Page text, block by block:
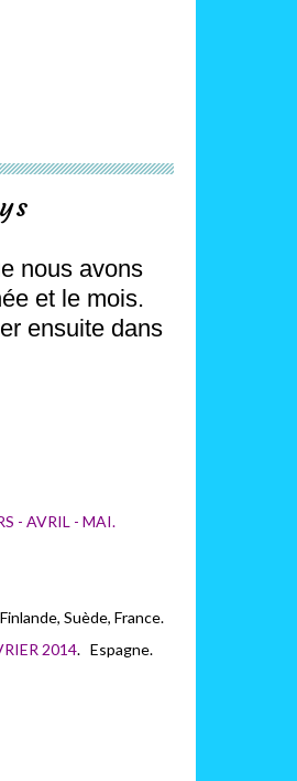
nous avons
et le mois.
ensuite dans
- AVRIL - MAI.
Suède, France.
2014. Espagne.